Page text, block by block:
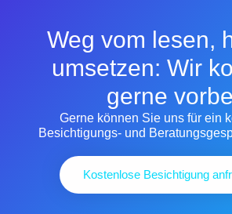
Weg vom lesen,
umsetzen: Wir
gerne
Gerne können Sie uns für ein
Besichtigungs- und
Kostenlose Besichtigung